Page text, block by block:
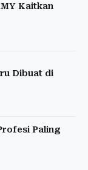
Kaitkan
Dibuat di
Paling